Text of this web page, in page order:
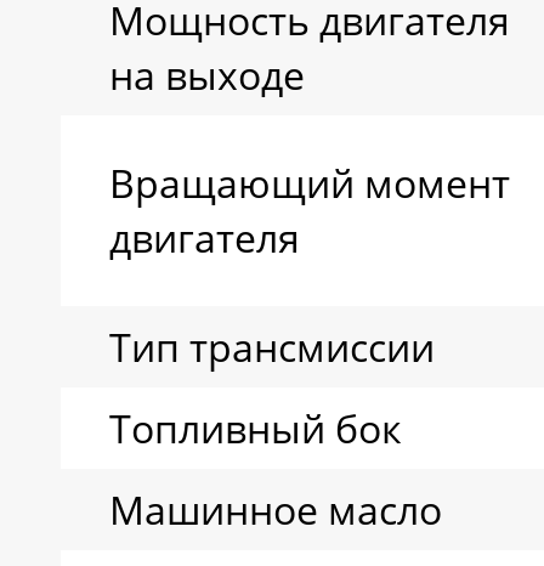
Мощность двигателя
на выходе
Вращающий момент
двигателя
Тип трансмиссии
Топливный бок
Машинное масло